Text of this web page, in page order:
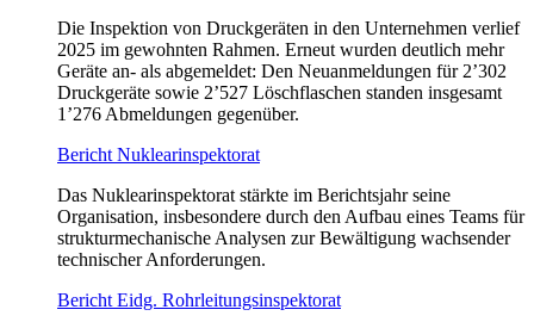
Die Inspektion von Druckgeräten in den Unternehmen verlief
2025 im gewohnten Rahmen. Erneut wurden deutlich mehr
Geräte an- als abgemeldet: Den Neuanmeldungen für 2’302
Druckgeräte sowie 2’527 Löschflaschen standen insgesamt
1’276 Abmeldungen gegenüber.
Bericht Nuklearinspektorat
Das Nuklearinspektorat stärkte im Berichtsjahr seine
Organisation, insbesondere durch den Aufbau eines Teams für
strukturmechanische Analysen zur Bewältigung wachsender
technischer Anforderungen.
Bericht Eidg. Rohrleitungsinspektorat